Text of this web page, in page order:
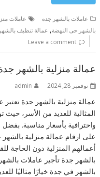
عاملات بالشهر جده عاملات
بالشهر حى النهضة, عمالة تنظيف
Leave a comment
عمالة منزلية بالشهر جدة
نوفمبر 28, 2024 admin
عمالة منزلية بالشهر جدة
المثالية للعديد من الأسر، حيث
واحترافية بأسعار مناسبة.
على ارقام عمالة منزلية
أعمالهم المنزلية دون الحاجة
بالشهر جدة تأجير عاملات
بالشهر في جدة خيارًا مثاليًا